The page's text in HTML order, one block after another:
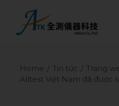
Home Tin tức
Trang
Alltest Việt Nam đã được